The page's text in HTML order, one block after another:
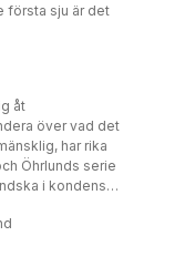
första sju är det
åt
över vad det
har rika
Öhrlunds serie
i kondensat